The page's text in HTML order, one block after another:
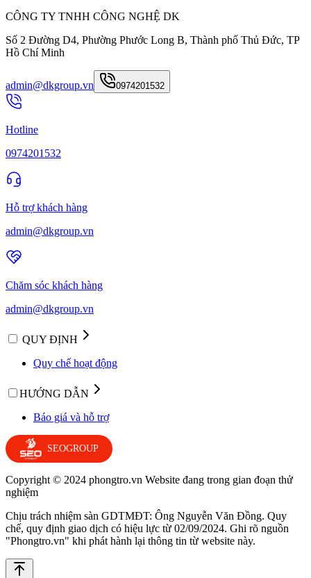
CÔNG TY TNHH CÔNG NGHỆ DK
Số 2 Đường D4, Phường Phước Long B, Thành phố Thủ Đức, TP
Hồ Chí Minh
admin@dkgroup.vn 0974201532
Hotline
0974201532
Hỗ trợ khách hàng
admin@dkgroup.vn
Chăm sóc khách hàng
admin@dkgroup.vn
QUY ĐỊNH
Quy chế hoạt động
HƯỚNG DẪN
Báo giá và hỗ trợ
SEOGROUP
Copyright © 2024 phongtro.vn Website đang trong gian đoạn thử
nghiệm
Chịu trách nhiệm sàn GDTMĐT: Ông Nguyễn Văn Đồng. Quy
chế, quy định giao dịch có hiệu lực từ 02/09/2024. Ghi rõ nguồn
"Phongtro.vn" khi phát hành lại thông tin từ website này.